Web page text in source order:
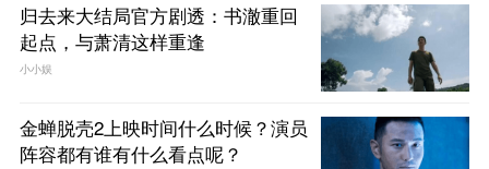
归去来大结局官方剧透：书澈重回
起点，与萧清这样重逢
小小娱
金蝉脱壳2上映时间什么时候？演员
阵容都有谁有什么看点呢？